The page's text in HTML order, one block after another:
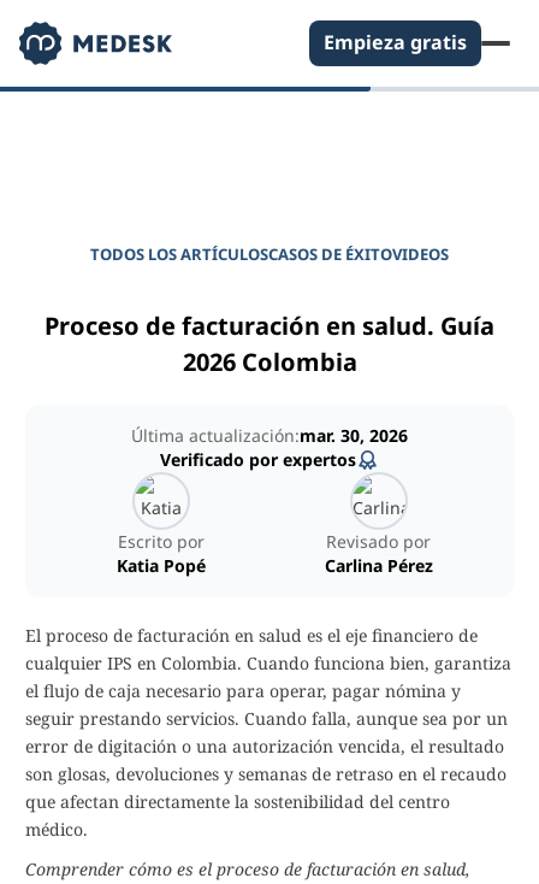
Empieza gratis
TODOS LOS ARTÍCULOSCASOS DE ÉXITOVIDEOS
Proceso de facturación en salud. Guía
2026 Colombia
Escrito por
Katia Popé
Revisado por
Carlina Pérez
Última actualización:mar. 30, 2026
Verificado por expertos
El proceso de facturación en salud es el eje financiero de
cualquier IPS en Colombia. Cuando funciona bien, garantiza
el flujo de caja necesario para operar, pagar nómina y
seguir prestando servicios. Cuando falla, aunque sea por un
error de digitación o una autorización vencida, el resultado
son glosas, devoluciones y semanas de retraso en el recaudo
que afectan directamente la sostenibilidad del centro
médico.
Comprender cómo es el proceso de facturación en salud,